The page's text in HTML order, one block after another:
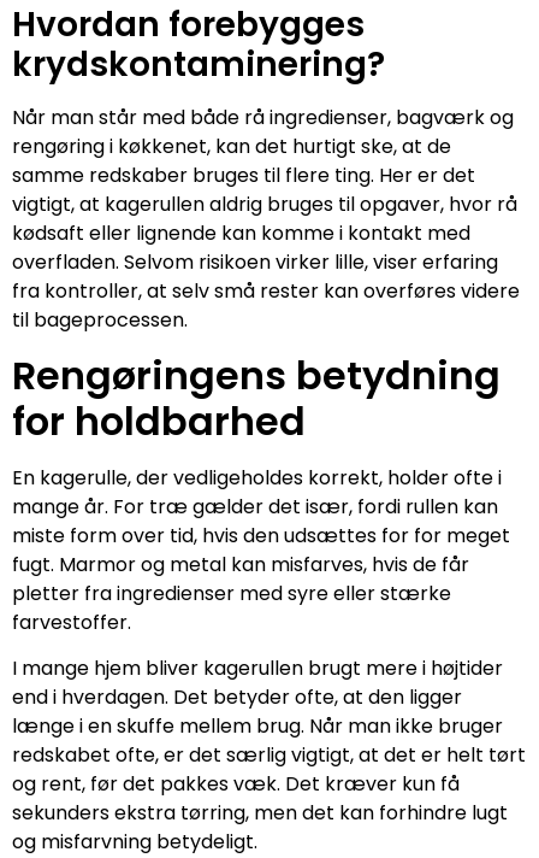
Hvordan forebygges
krydskontaminering?
Når man står med både rå ingredienser, bagværk og
rengøring i køkkenet, kan det hurtigt ske, at de
samme redskaber bruges til flere ting. Her er det
vigtigt, at kagerullen aldrig bruges til opgaver, hvor rå
kødsaft eller lignende kan komme i kontakt med
overfladen. Selvom risikoen virker lille, viser erfaring
fra kontroller, at selv små rester kan overføres videre
til bageprocessen.
Rengøringens betydning
for holdbarhed
En kagerulle, der vedligeholdes korrekt, holder ofte i
mange år. For træ gælder det især, fordi rullen kan
miste form over tid, hvis den udsættes for for meget
fugt. Marmor og metal kan misfarves, hvis de får
pletter fra ingredienser med syre eller stærke
farvestoffer.
I mange hjem bliver kagerullen brugt mere i højtider
end i hverdagen. Det betyder ofte, at den ligger
længe i en skuffe mellem brug. Når man ikke bruger
redskabet ofte, er det særlig vigtigt, at det er helt tørt
og rent, før det pakkes væk. Det kræver kun få
sekunders ekstra tørring, men det kan forhindre lugt
og misfarvning betydeligt.